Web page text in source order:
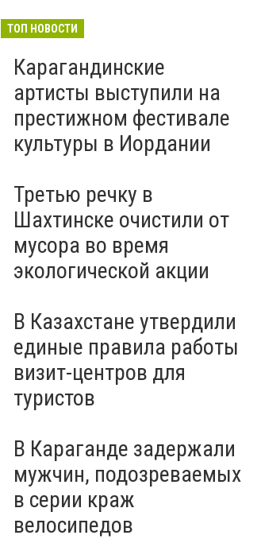
ВИДЕО
ТОП НОВОСТИ
Карагандинские
артисты выступили на
престижном фестивале
культуры в Иордании
Третью речку в
Шахтинске очистили от
мусора во время
экологической акции
В Казахстане утвердили
единые правила работы
визит-центров для
туристов
В Караганде задержали
мужчин, подозреваемых
в серии краж
велосипедов